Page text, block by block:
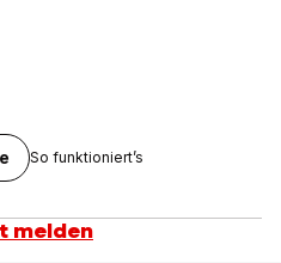
So funktioniert’s
melden